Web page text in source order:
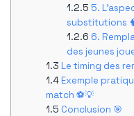
5.
substitutions
6.
des jeunes
Le timing des
Exemple
match ⚽️💡
Conclusion 🎯